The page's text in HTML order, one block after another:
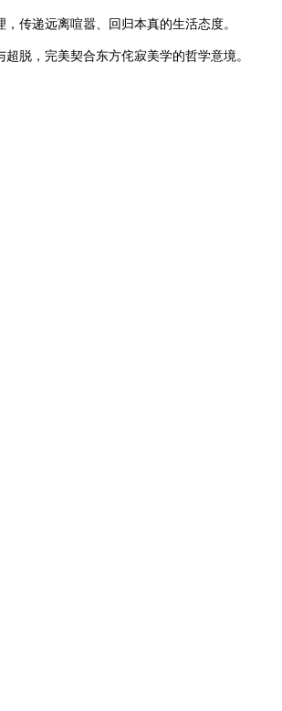
传递远离喧嚣、回归本真的生活态度。
脱，完美契合东方侘寂美学的哲学意境。